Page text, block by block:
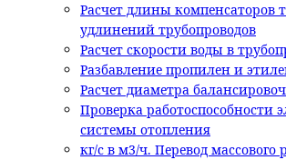
Расчет длины компенсаторов
удлинений трубопроводов
Расчет скорости воды в
Разбавление пропилен и
Расчет диаметра
Проверка работоспособности
системы отопления
кг/с в м3/ч. Перевод массового